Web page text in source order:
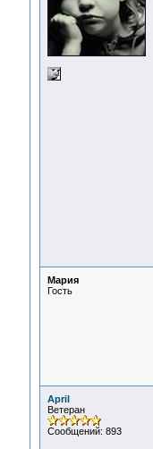
Мария
Гость
April
Ветеран
Сообщений: 893